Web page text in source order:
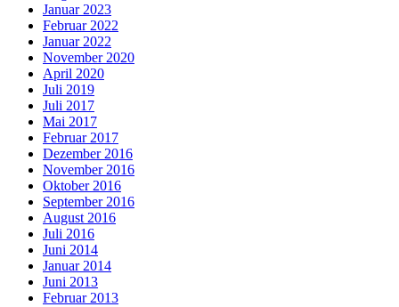
Januar 2023
Februar 2022
Januar 2022
November 2020
April 2020
Juli 2019
Juli 2017
Mai 2017
Februar 2017
Dezember 2016
November 2016
Oktober 2016
September 2016
August 2016
Juli 2016
Juni 2014
Januar 2014
Juni 2013
Februar 2013